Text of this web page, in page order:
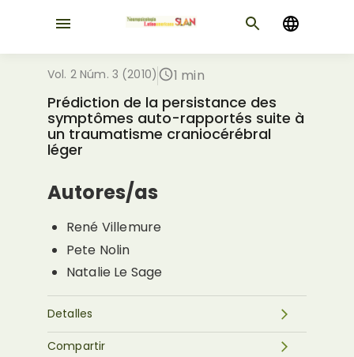
Vol. 2 Núm. 3 (2010) 1 min
Prédiction de la persistance des
symptômes auto-rapportés suite à
un traumatisme craniocérébral
léger
Autores/as
René Villemure
Pete Nolin
Natalie Le Sage
Detalles
Compartir